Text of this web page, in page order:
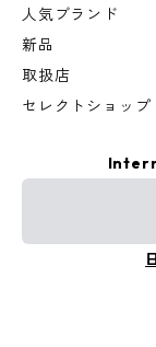
人気ブランド
新品
取扱店
セレクトショップ